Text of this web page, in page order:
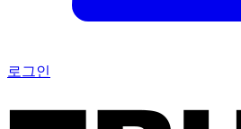
로그인